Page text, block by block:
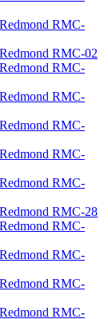
RMC-
RMC-02
RMC-
RMC-
RMC-
RMC-
RMC-
RMC-28
RMC-
RMC-
RMC-
RMC-